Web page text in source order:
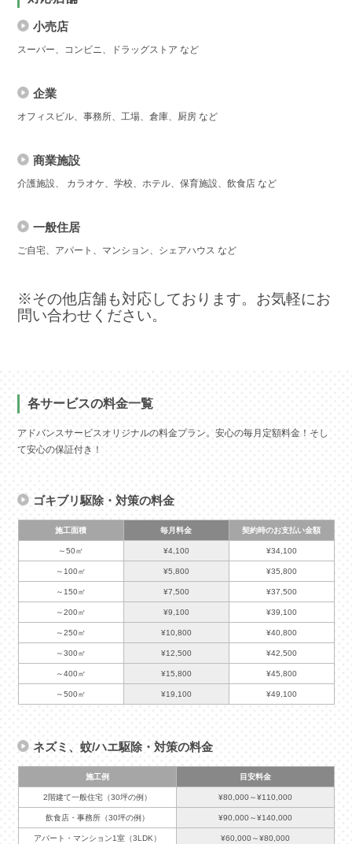
小売店
スーパー、コンビニ、ドラッグストア など
企業
オフィスビル、事務所、工場、倉庫、厨房 など
商業施設
介護施設、 カラオケ、学校、ホテル、保育施設、飲食店 など
一般住居
ご自宅、アパート、マンション、シェアハウス など
※その他店舗も対応しております。お気軽にお
問い合わせください。
各サービスの料金一覧
アドバンスサービスオリジナルの料金プラン。安心の毎月定額料金！そし
て安心の保証付き！
ゴキブリ駆除・対策の料金
施工面積 毎月料金 契約時のお支払い金額
～50㎡ ¥4,100 ¥34,100
～100㎡ ¥5,800 ¥35,800
～150㎡ ¥7,500 ¥37,500
～200㎡ ¥9,100 ¥39,100
～250㎡ ¥10,800 ¥40,800
～300㎡ ¥12,500 ¥42,500
～400㎡ ¥15,800 ¥45,800
～500㎡ ¥19,100 ¥49,100
ネズミ、蚊/ハエ駆除・対策の料金
施工例 目安料金
2階建て一般住宅（30坪の例） ¥80,000～¥110,000
飲食店・事務所（30坪の例） ¥90,000～¥140,000
アパート・マンション1室（3LDK） ¥60,000～¥80,000